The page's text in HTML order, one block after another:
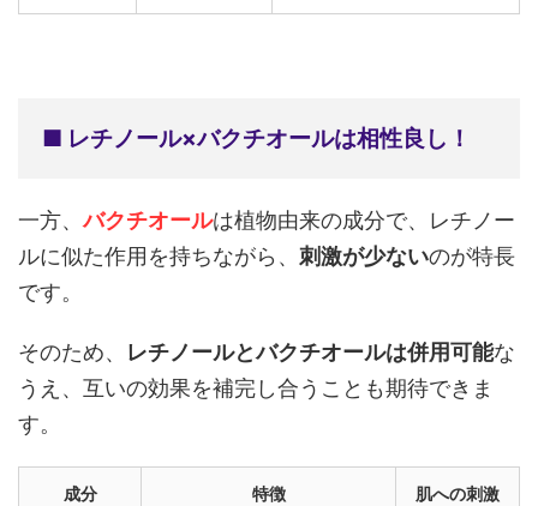
■ レチノール×バクチオールは相性良し！
一方、バクチオールは植物由来の成分で、レチノー
ルに似た作用を持ちながら、 刺激が少ないのが特長
です。
そのため、 レチノールとバクチオールは併用可能な
うえ、互いの効果を補完し合うことも期待できま
す。
成分 特徴 肌への刺激